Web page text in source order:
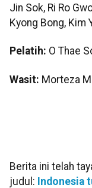
Jin Sok, Ri Ro
Kyong Bong, Kim
Pelatih: O Thae
Wasit: Morteza
Berita ini telah
judul: Indonesia